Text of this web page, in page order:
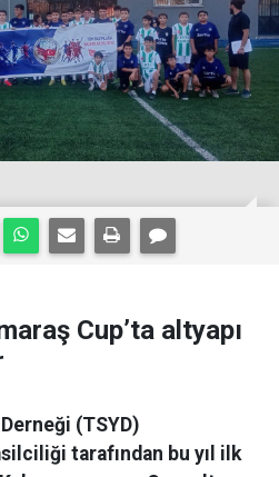
Cup’ta altyapı
(TSYD)
tarafından bu yıl ilk